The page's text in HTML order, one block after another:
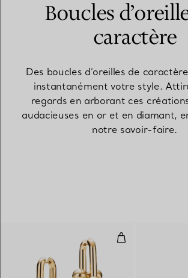
Boucles
caractère
Des boucles d’oreilles de
instantanément votre style.
regards en arborant ces
audacieuses en or et en diamant,
notre savoir-faire.
Boucles